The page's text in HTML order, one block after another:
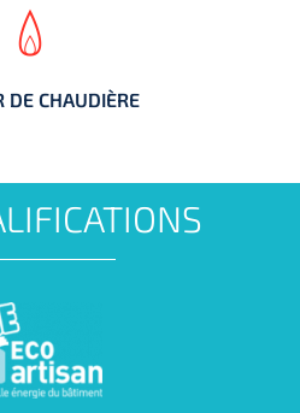
DE CHAUDIÈRE
DE CHAUDIÈRE